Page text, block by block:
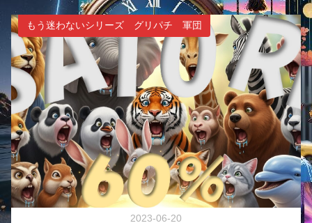
もう迷わないシリーズ グリパチ 軍団
2023-06-20